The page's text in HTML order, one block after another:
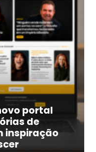
portal
de
inspiração